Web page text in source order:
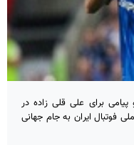
پیامی برای علی قلی زاده در
فوتبال ایران به جام جهانی